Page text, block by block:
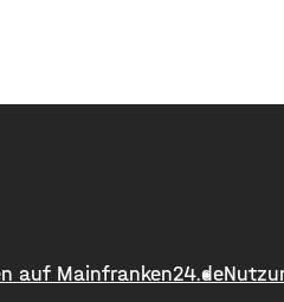
auf Mainfranken24.de